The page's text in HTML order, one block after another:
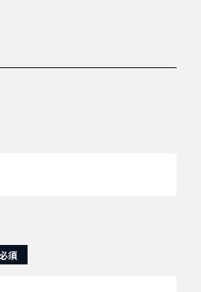
須